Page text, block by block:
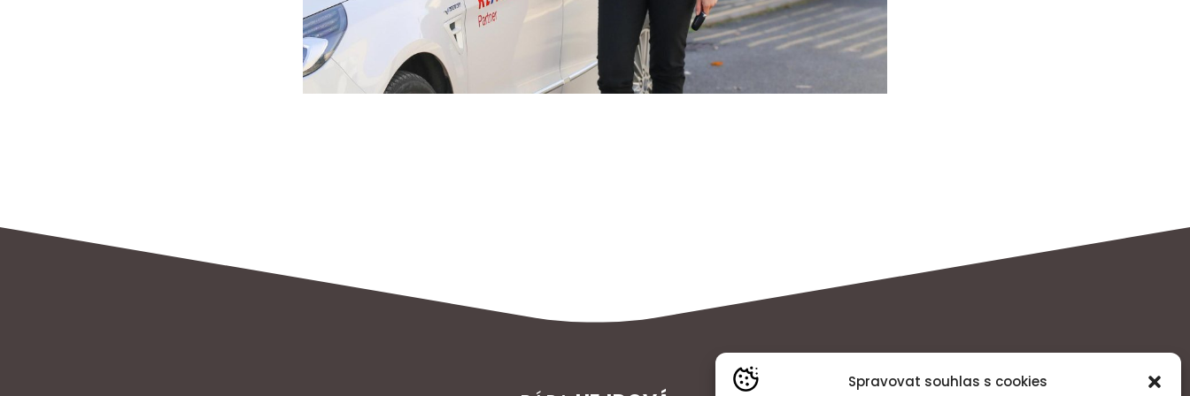
Spravovat souhlas s cookies